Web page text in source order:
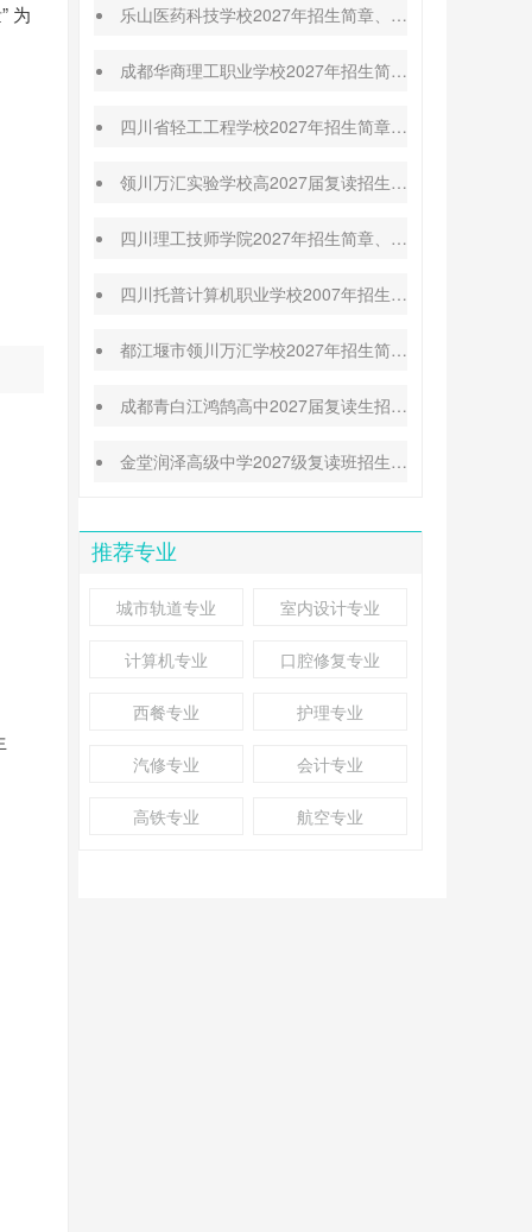
为
乐山医药科技学校2027年招生简章、招生专业、招生对象
成都华商理工职业学校2027年招生简章|招生专业|报名条件
四川省轻工工程学校2027年招生简章|招生条件|收费标准
领川万汇实验学校高2027届复读招生简章|师资力量
四川理工技师学院2027年招生简章、招生专业、收费标准
四川托普计算机职业学校2007年招生简章|报名条件|收费标准
都江堰市领川万汇学校2027年招生简章|高考喜报
成都青白江鸿鹄高中2027届复读生招生简章|报名须知
金堂润泽高级中学2027级复读班招生简章|报名条件|收费标准
推荐专业
城市轨道专业 室内设计专业
计算机专业 口腔修复专业
西餐专业 护理专业
汽修专业 会计专业
高铁专业 航空专业